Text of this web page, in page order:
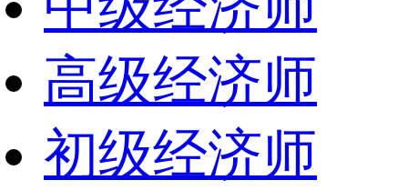
高级经济师
初级经济师